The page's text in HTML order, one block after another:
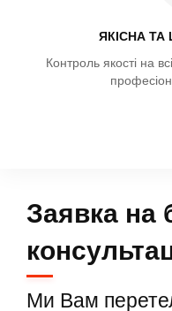
ЯКІСНА
Контроль якості на
Заявка на
Ми Вам